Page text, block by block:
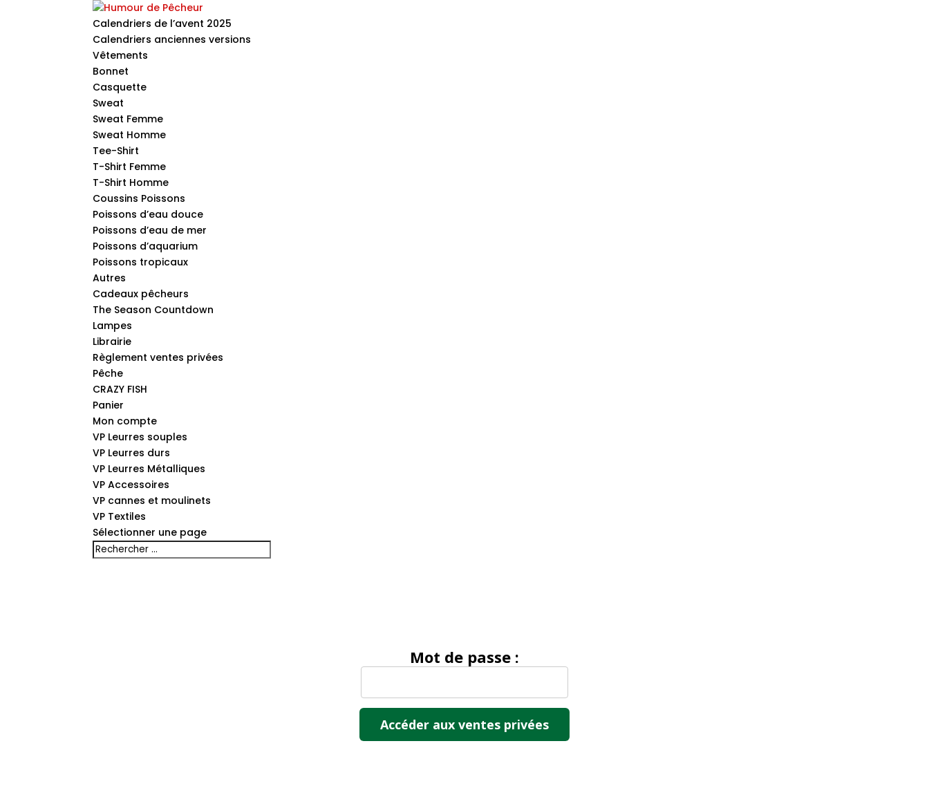
Calendriers de l’avent 2025
Calendriers anciennes versions
Vêtements
Bonnet
Casquette
Sweat
Sweat Femme
Sweat Homme
Tee-Shirt
T-Shirt Femme
T-Shirt Homme
Coussins Poissons
Poissons d’eau douce
Poissons d’eau de mer
Poissons d’aquarium
Poissons tropicaux
Autres
Cadeaux pêcheurs
The Season Countdown
Lampes
Librairie
Règlement ventes privées
Pêche
CRAZY FISH
Panier
Mon compte
VP Leurres souples
VP Leurres durs
VP Leurres Métalliques
VP Accessoires
VP cannes et moulinets
VP Textiles
Sélectionner une page
Mot de passe :